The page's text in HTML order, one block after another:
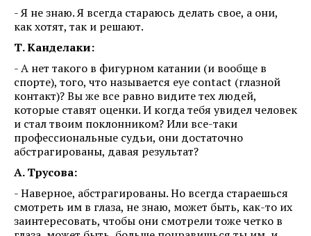
- Я не знаю. Я всегда стараюсь делать свое, а они,
как хотят, так и решают.
Т. Канделаки:
- А нет такого в фигурном катании (и вообще в
спорте), того, что называется eye contact (глазной
контакт)? Вы же все равно видите тех людей,
которые ставят оценки. И когда тебя увидел человек
и стал твоим поклонником? Или все-таки
профессиональные судьи, они достаточно
абстрагированы, давая результат?
А. Трусова:
- Наверное, абстрагированы. Но всегда стараешься
смотреть им в глаза, не знаю, может быть, как-то их
заинтересовать, чтобы они смотрели тоже четко в